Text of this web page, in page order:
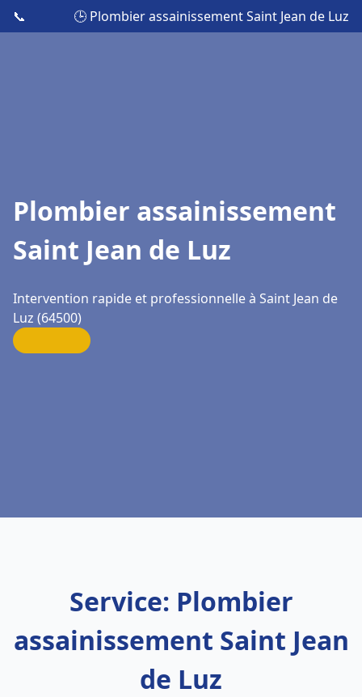
📞 🕒 Plombier assainissement Saint Jean de Luz
Plombier assainissement
Saint Jean de Luz
Intervention rapide et professionnelle à Saint Jean de
Luz (64500)
Service: Plombier
assainissement Saint Jean
de Luz